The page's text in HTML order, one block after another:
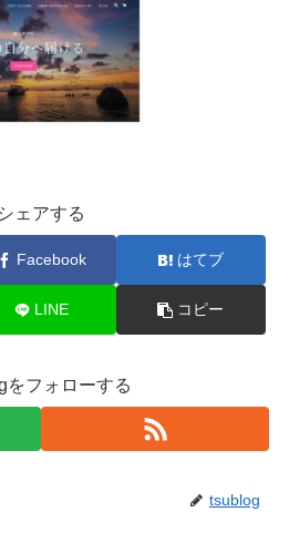
シェアする
Facebook はてブ
LINE コピー
をフォローする
tsublog